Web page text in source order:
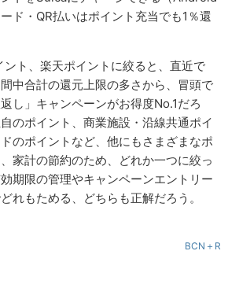
ド・QR払いはポイント充当でも1％還
ト、楽天ポイントに絞ると、直近で
中合計の還元上限の多さから、冒頭で
し」キャンペーンがお得度No.1だろ
のポイント、商業施設・沿線共通ポイ
のポイントなど、他にもさまざまなポ
家計の節約のため、どれか一つに絞っ
期限の管理やキャンペーンエントリー
れもためる、どちらも正解だろう。
BCN＋R